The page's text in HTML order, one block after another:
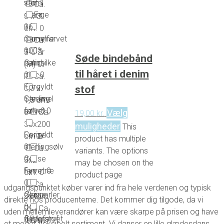
Ca.
3 x 3
cm. 0
Ca.
3-5 år
(M)0
Ca.
3,5 x
1,5 cm.
0
Ca.
35x200
cm0
Ca.
3x2
cm.0
Ca.
3x4cm
0
Ca.
4 cm i
varm
orange
0
Camelfarvet
0
Candy
pink0
Caramel
farvet0
Cerise
0
Cerise
farvet0
Cerise
og
flødefarvet
stof1
En
16
momme
100%
satinsilke
0
Forgyldt
Sterling
sølv0
Forgyldt
sterlingsølv
0
Fyrretræ
0
Glasperler
0
Glitterstof
Søde bindebånd
til håret i denim
stof
19,00 kr. Vælg
muligheder This
product has multiple
variants. The options
may be chosen on the
product page
udgangspunktet køber varer ind fra hele verdenen og typisk
direkte hos producenterne. Det kommer dig tilgode, da vi
uden mellemleverandører kan være skarpe på prisen og have